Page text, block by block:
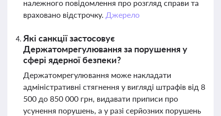
належного повідомлення про розгляд справи та
враховано відстрочку. Джерело
Які санкції застосовує
Держатомрегулювання за порушення у
сфері ядерної безпеки?
Держатомрегулювання може накладати
адміністративні стягнення у вигляді штрафів від 8
500 до 850 000 грн, видавати приписи про
усунення порушень, а у разі серйозних порушень